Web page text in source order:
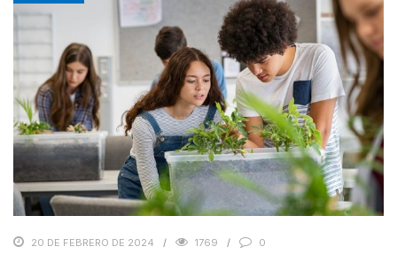
20 DE FEBRERO DE 2024 1769 0